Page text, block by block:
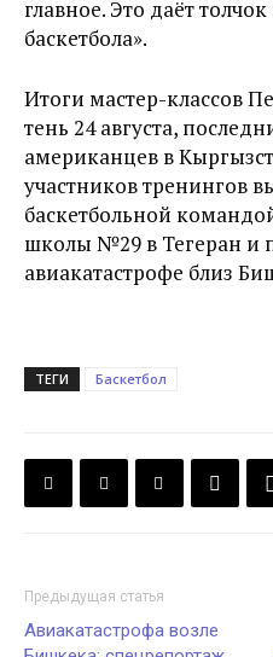
главное. Это даёт
баскетбола».
Итоги мастер-классов
тень 24 августа,
американцев в
участников тренингов
баскетбольной
школы №29 в Тегеран и
авиакатастрофе близ
ТЕГИ Баскетбол
Предыдущая статья
Авиакатастрофа возле